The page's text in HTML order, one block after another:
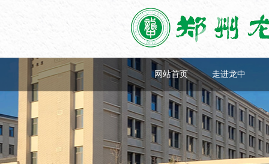
网站首页 走进龙中